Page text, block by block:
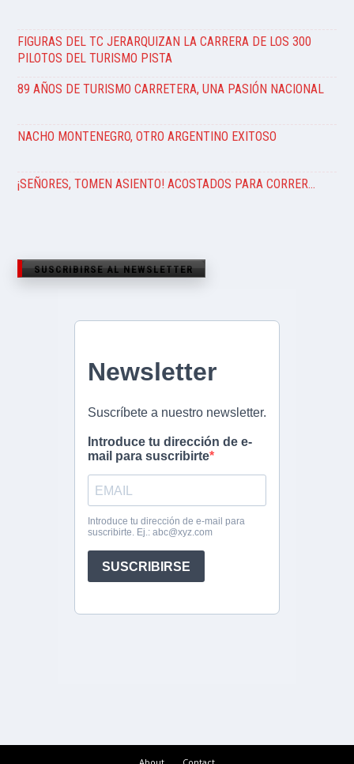
FIGURAS DEL TC JERARQUIZAN LA CARRERA DE LOS 300
PILOTOS DEL TURISMO PISTA
89 AÑOS DE TURISMO CARRETERA, UNA PASIÓN NACIONAL
NACHO MONTENEGRO, OTRO ARGENTINO EXITOSO
¡SEÑORES, TOMEN ASIENTO! ACOSTADOS PARA CORRER…
SUSCRIBIRSE AL NEWSLETTER